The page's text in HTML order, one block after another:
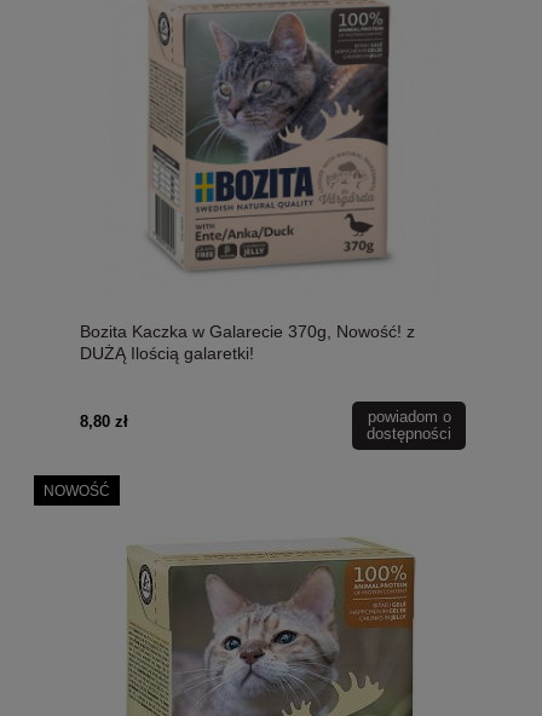
Bozita Kaczka w Galarecie 370g, Nowość! z
DUŻĄ Ilością galaretki!
8,80 zł
powiadom o
dostępności
NOWOŚĆ